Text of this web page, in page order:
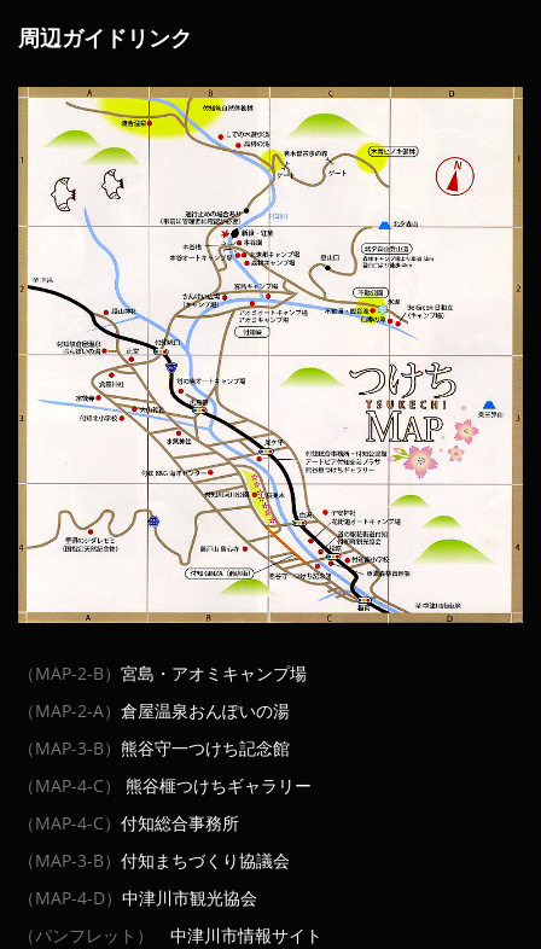
周辺ガイドリンク
（MAP-2-B） 宮島・アオミキャンプ場
（MAP-2-A） 倉屋温泉おんぽいの湯
（MAP-3-B） 熊谷守一つけち記念館
（MAP-4-C）
熊谷榧つけちギャラリー
（MAP-4-C） 付知総合事務所
（MAP-3-B） 付知まちづくり協議会
（MAP-4-D） 中津川市観光協会
（パンフレット）
中津川市情報サイト